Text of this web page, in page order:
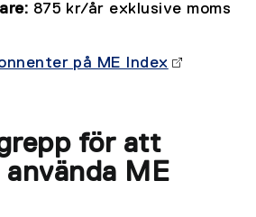
875 kr/år exklusive moms
på ME Index
för att
ME